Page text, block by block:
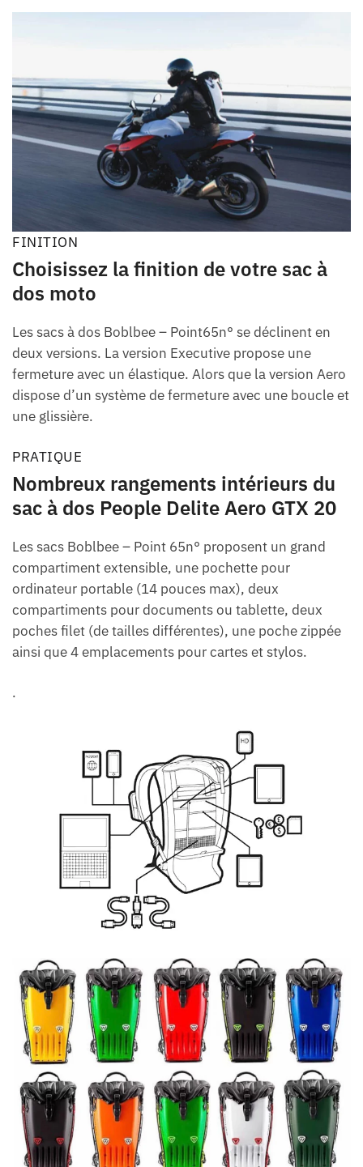
FINITION
Choisissez la finition de votre sac à
dos moto
Les sacs à dos Boblbee – Point65n° se déclinent en
deux versions. La version Executive propose une
fermeture avec un élastique. Alors que la version Aero
dispose d’un système de fermeture avec une boucle et
une glissière.
PRATIQUE
Nombreux rangements intérieurs du
sac à dos People Delite Aero GTX 20
Les sacs Boblbee – Point 65n° proposent un grand
compartiment extensible, une pochette pour
ordinateur portable (14 pouces max), deux
compartiments pour documents ou tablette, deux
poches filet (de tailles différentes), une poche zippée
ainsi que 4 emplacements pour cartes et stylos.
.